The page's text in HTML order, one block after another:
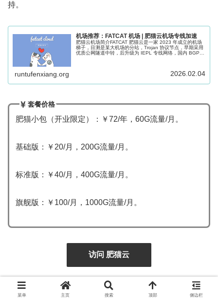
持。
机场推荐：FATCAT 机场 | 肥猫云机场专线加速
肥猫云机场简介FATCAT 肥猫云是一家 2023 年成立的机场
梯子，目测是某大机场的分站，Trojan 协议节点，早期采用
优质公网隧道中转，后升级为 IEPL 专线网络，国内 BGP
runtufenxiang.org 2026.02.04
套餐价格
肥猫小包（开业限定）：￥72/年，60G流量/月。
基础版：￥20/月，200G流量/月。
标准版：￥40/月，400G流量/月。
旗舰版：￥100/月，1000G流量/月。
访问 肥猫云
小旋风机场 —— 小众性价比 IPLC 专线机场
菜单 主页 搜索 顶部 侧边栏